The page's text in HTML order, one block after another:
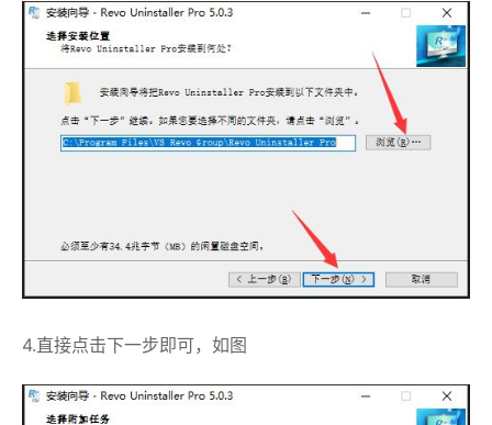
4.直接点击下一步即可，如图